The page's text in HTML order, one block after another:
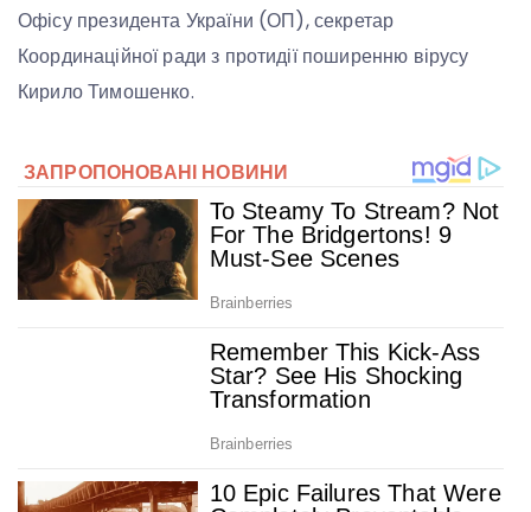
Офісу президента України (ОП), секретар
Координаційної ради з протидії поширенню вірусу
Кирило Тимошенко.